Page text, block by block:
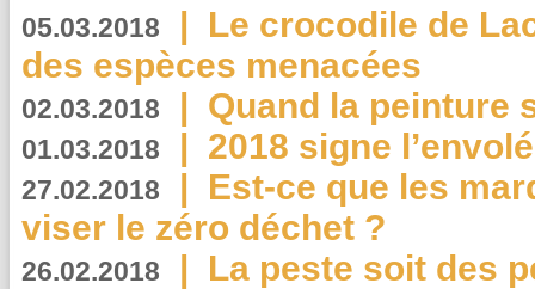
05.03.2018 | Le crocodile de
des espèces menacées
02.03.2018 | Quand la peinture
01.03.2018 | 2018 signe
27.02.2018 | Est-ce que les
viser le zéro déchet ?
26.02.2018 | La peste soit des